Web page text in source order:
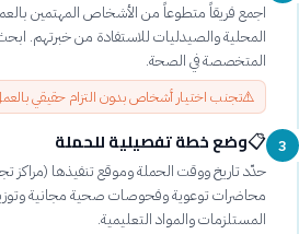
اجمع فريقاً متطوعاً من الأشخاص المهتمين
المحلية والصيدليات للاستفادة من خبرتهم.
المتخصصة في الصحة.
⚠️تجنب اختيار أشخاص بدون التزام حقيقي
3
📋وضع خطة تفصيلية للحملة
حدّد تاريخ ووقت الحملة وموقع تنفيذها (مراكز
محاضرات توعوية وفحوصات صحية مجانية
المستلزمات والمواد التعليمية.